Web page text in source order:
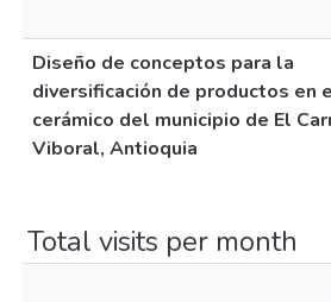
Diseño de conceptos para la
diversificación de productos en
cerámico del municipio de El
Viboral, Antioquia
Total visits per month